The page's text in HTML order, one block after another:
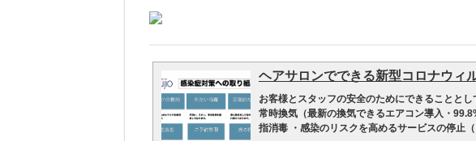
ヘアサロンでできる新型コロナウィ
お客様とスタッフの安全のためにできることと
常時換気（最新の換気できるエアコン導入・
指消毒 ・感染のリスクを高めるサービスの停止